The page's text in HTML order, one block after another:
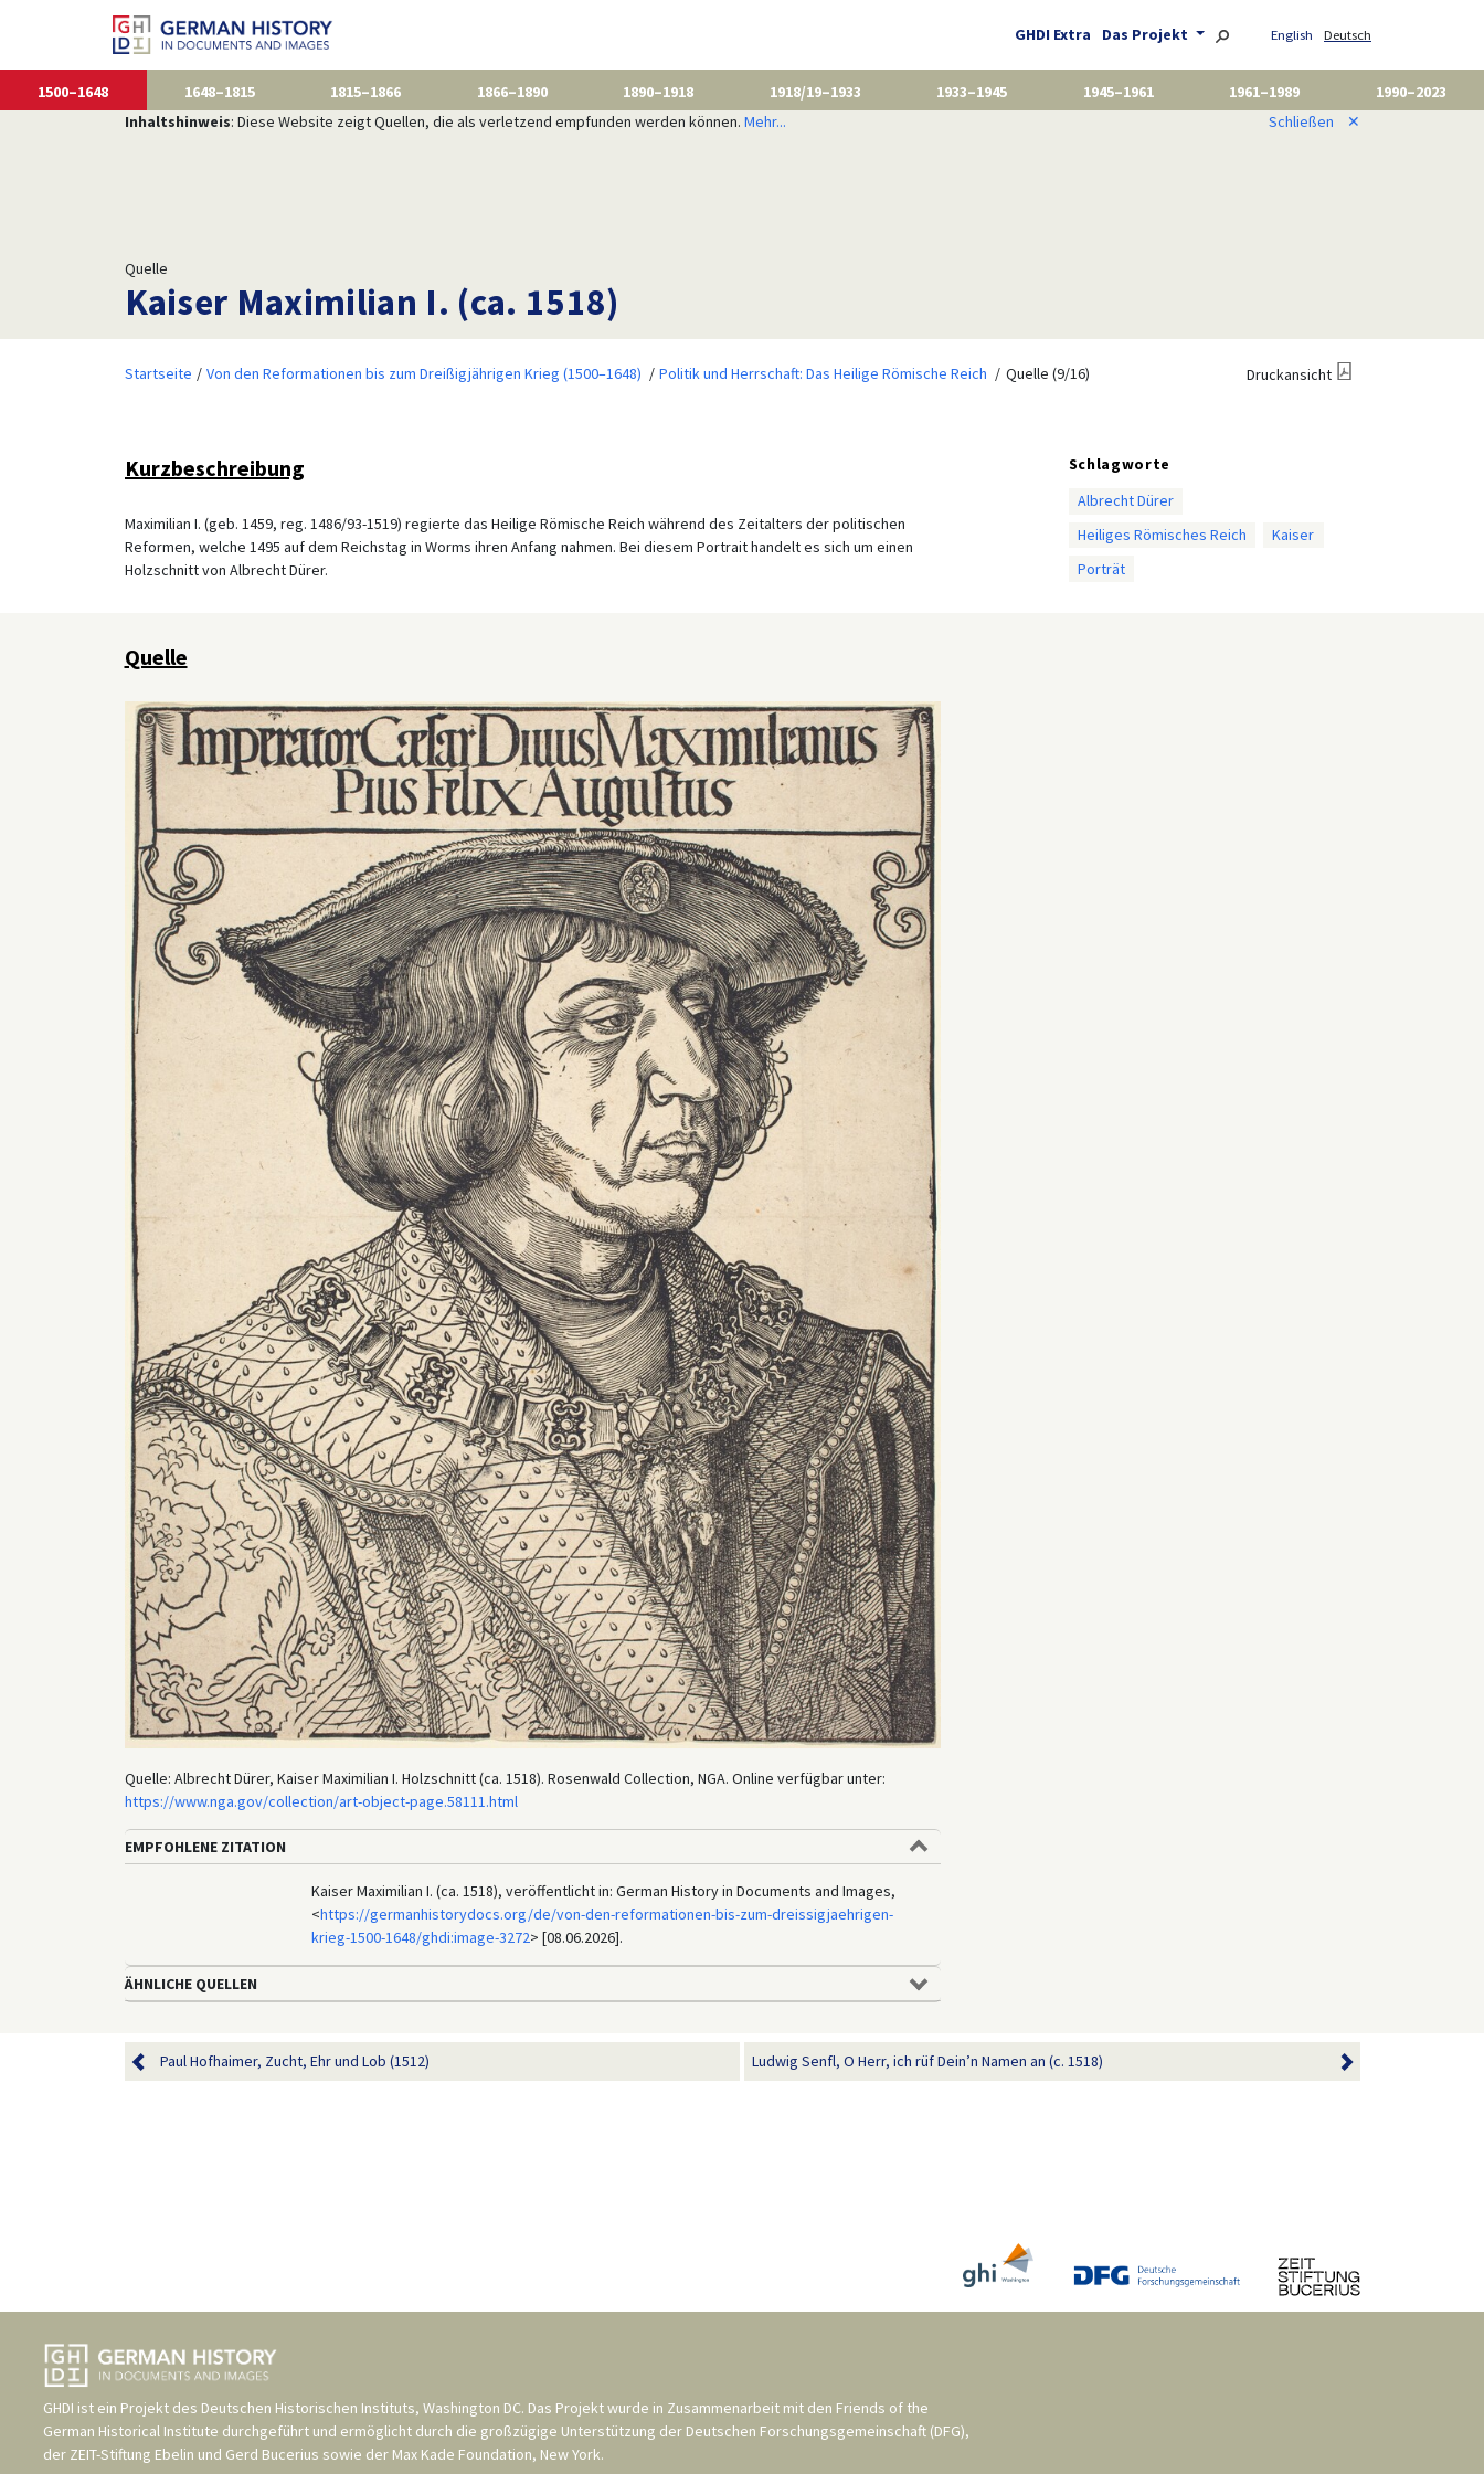
GHDI Extra Das Projekt English Deutsch
1500–1648 1648–1815 1815–1866 1866–1890 1890–1918 1918/19–1933 1933–1945 1945–1961 1961–1989
1990–2023
Inhaltshinweis: Diese Website zeigt Quellen, die als verletzend empfunden werden können. Mehr... Schließen ✕
Quelle
Kaiser Maximilian I. (ca. 1518)
Startseite Von den Reformationen bis zum Dreißigjährigen Krieg (1500–1648) Politik und Herrschaft: Das Heilige Römische Reich Quelle (9/16) Druckansicht
Kurzbeschreibung
Maximilian I. (geb. 1459, reg. 1486/93-1519) regierte das Heilige Römische Reich während des Zeitalters der politischen
Reformen, welche 1495 auf dem Reichstag in Worms ihren Anfang nahmen. Bei diesem Portrait handelt es sich um einen
Holzschnitt von Albrecht Dürer.
Schlagworte
Albrecht Dürer
Heiliges Römisches Reich
Kaiser
Porträt
Quelle
Quelle: Albrecht Dürer, Kaiser Maximilian I. Holzschnitt (ca. 1518). Rosenwald Collection, NGA. Online verfügbar unter:
https://www.nga.gov/collection/art-object-page.58111.html
EMPFOHLENE ZITATION
Kaiser Maximilian I. (ca. 1518), veröffentlicht in: German History in Documents and Images,
<https://germanhistorydocs.org/de/von-den-reformationen-bis-zum-dreissigjaehrigen-
krieg-1500-1648/ghdi:image-3272> [08.06.2026].
ÄHNLICHE QUELLEN
Paul Hofhaimer, Zucht, Ehr und Lob (1512) Ludwig Senfl, O Herr, ich rüf Dein’n Namen an (c. 1518)
GHDI ist ein Projekt des Deutschen Historischen Instituts, Washington DC. Das Projekt wurde in Zusammenarbeit mit den Friends of the
German Historical Institute durchgeführt und ermöglicht durch die großzügige Unterstützung der Deutschen Forschungsgemeinschaft (DFG),
der ZEIT-Stiftung Ebelin und Gerd Bucerius sowie der Max Kade Foundation, New York.